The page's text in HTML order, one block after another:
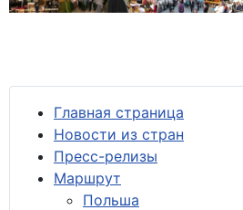
Главная страница
Новости из стран
Пресс-релизы
Маршрут
Польша